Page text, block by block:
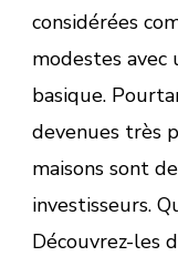
considérées
modestes
basique.
devenues très
maisons sont
investisseurs.
Découvrez-les